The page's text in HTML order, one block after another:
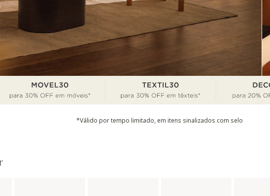
*Válido por tempo limitado, em itens sinalizados com selo